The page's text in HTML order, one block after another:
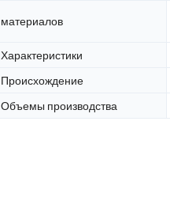
материалов
Характеристики
Происхождение
Объемы производства